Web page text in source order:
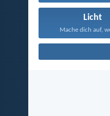
Licht
Mache dich auf,